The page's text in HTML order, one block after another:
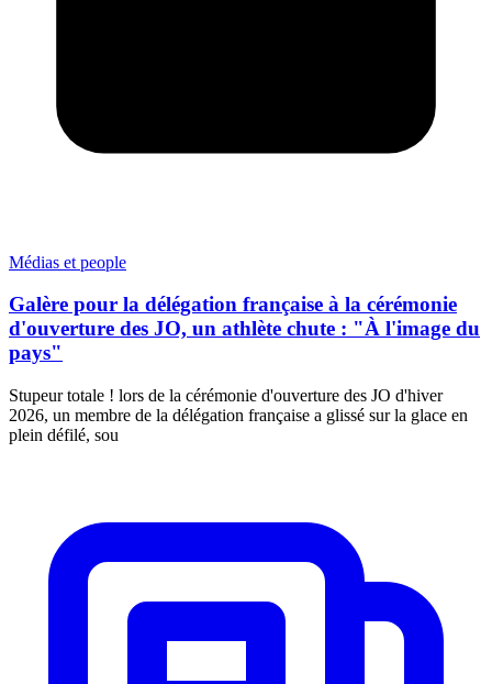
Médias et people
Galère pour la délégation française à la cérémonie
d'ouverture des JO, un athlète chute : "À l'image du
pays"
Stupeur totale ! lors de la cérémonie d'ouverture des JO d'hiver
2026, un membre de la délégation française a glissé sur la glace en
plein défilé, sou